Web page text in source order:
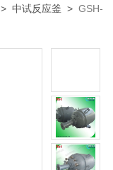
>中试反应釜 >GSH-